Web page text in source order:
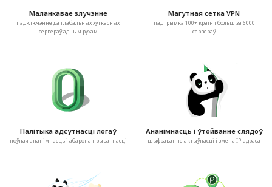
Маланкавае злучэнне
падключэнне да глабальных хуткасных
сервераў адным рухам
Магутная сетка VPN
падтрымка 100+ краін і больш за 6000
сервераў
Палітыка адсутнасці логаў
поўная ананімнасць і абарона прыватнасці
Ананімнасць і ўтойванне слядоў
шыфраванне актыўнасці і змена IP-адраса